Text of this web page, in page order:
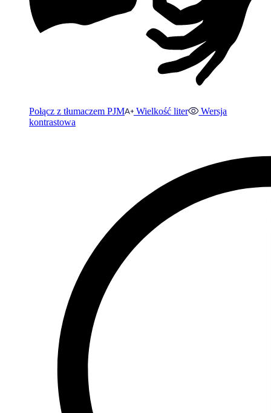
Połącz z tłumaczem PJM Wielkość liter
Wersja
kontrastowa